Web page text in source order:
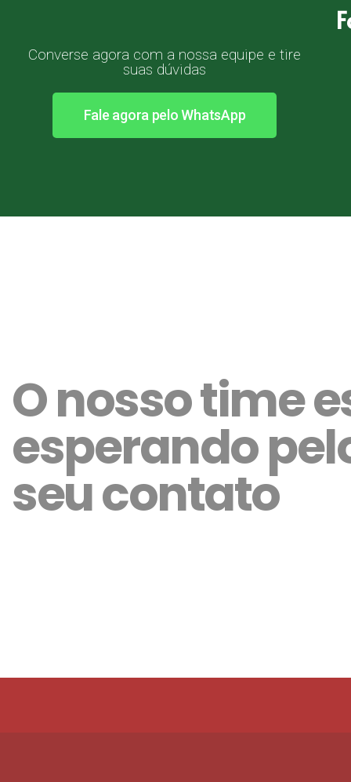
Converse agora com a nossa equipe e tire
suas dúvidas
Fale agora pelo WhatsApp
O nosso time
esperando
seu contato